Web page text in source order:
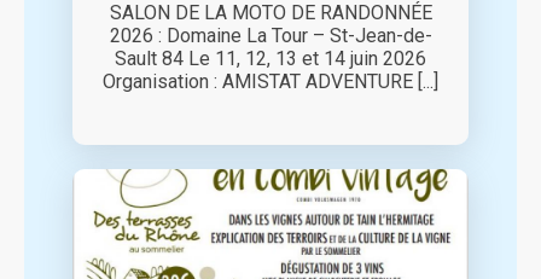
SALON DE LA MOTO DE RANDONNÉE
2026 : Domaine La Tour – St-Jean-de-
Sault 84 Le 11, 12, 13 et 14 juin 2026
Organisation : AMISTAT ADVENTURE [...]